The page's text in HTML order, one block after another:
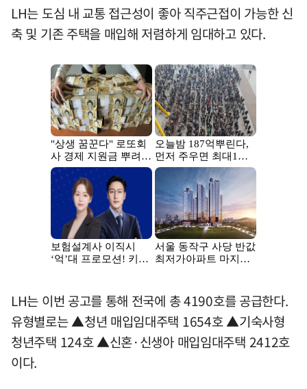
LH는 도심 내 교통 접근성이 좋아 직주근접이 가능한 신
축 및 기존 주택을 매입해 저렴하게 임대하고 있다.
LH는 이번 공고를 통해 전국에 총 4190호를 공급한다.
유형별로는 ▲청년 매입임대주택 1654호 ▲기숙사형
청년주택 124호 ▲신혼·신생아 매입임대주택 2412호
이다.